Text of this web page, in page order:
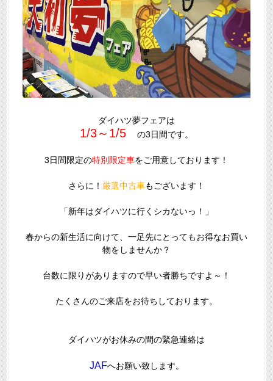
ダイハツ夢フェアは
1/3～1/5 の3日間です。
3日間限定の特別限定車をご用意しております！
さらに！ 厳選中古車もございます！
「新年はダイハツに行くシカないっ！」
春からの新生活に向けて、一足先にとってもお得なお買い
物をしませんか？
台数に限りがありますので早い者勝ちですよ～！
たくさんのご来店をお待ちしております。
ダイハツがお休みの間の緊急連絡は
JAFへお願い致します。